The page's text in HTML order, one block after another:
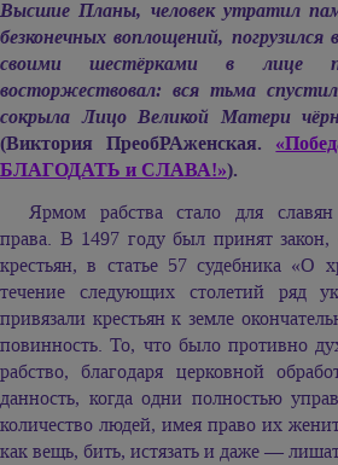
Высшие Планы, человек утратил
безконечных воплощений,
своими шестёрками в лице
восторжествовал: вся тьма
сокрыла Лицо Великой Матери
(Виктория ПреобРАженская.
БЛАГОДАТЬ и СЛАВА!»).
Ярмом рабства стало для славян
права. В 1497 году был принят
крестьян, в статье 57 судебника «О
течение следующих столетий ряд
привязали крестьян к земле
повинность. То, что было противно
рабство, благодаря церковной
данность, когда одни полностью
количество людей, имея право их
как вещь, бить, истязать и даже —